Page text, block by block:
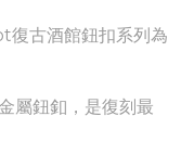
古酒館鈕扣系列為
屬鈕釦，是復刻最